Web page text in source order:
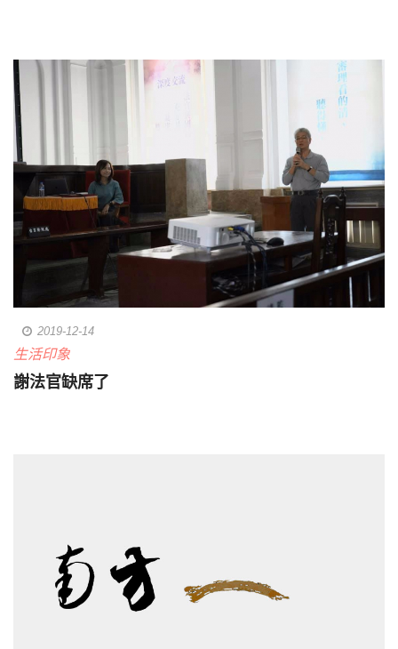
2019-12-14
生活印象
謝法官缺席了